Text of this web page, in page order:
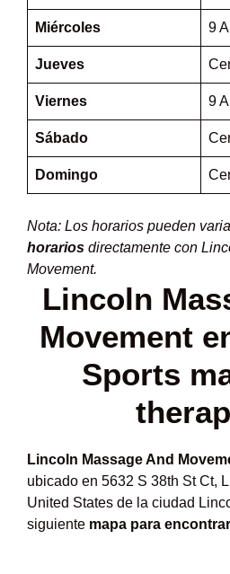
Miércoles 9
Jueves
Viernes 9
Sábado
Domingo
Nota: Los horarios pueden
horarios directamente con
Movement.
Lincoln
Movement
Sports
Lincoln Massage And
ubicado en 5632 S 38th St Ct,
United States de la ciudad
siguiente mapa para